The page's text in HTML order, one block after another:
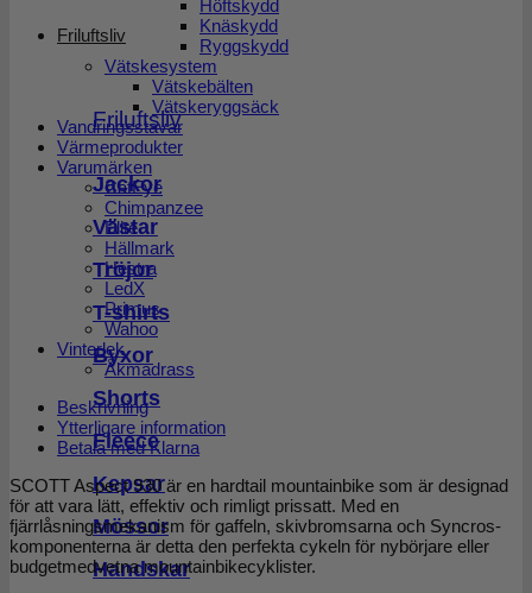
Friluftsliv
Friluftsliv
Jackor
Västar
Tröjor
T-shirts
Byxor
Shorts
Fleece
Kepsar
Mössor
Handskar
Höftskydd
Knäskydd
Ryggskydd
Vätskesystem
Vätskebälten
Vätskeryggsäck
Vandringsstavar
Värmeprodukter
Varumärken
CatEye
Chimpanzee
Elite
Hällmark
Hestra
LedX
Primus
Wahoo
Vinterlek
Åkmadrass
Beskrivning
Ytterligare information
Betala med Klarna
SCOTT Aspect 930 är en hardtail mountainbike som är designad
för att vara lätt, effektiv och rimligt prissatt. Med en
fjärrlåsningsmekanism för gaffeln, skivbromsarna och Syncros-
komponenterna är detta den perfekta cykeln för nybörjare eller
budgetmedvetna mountainbikecyklister.